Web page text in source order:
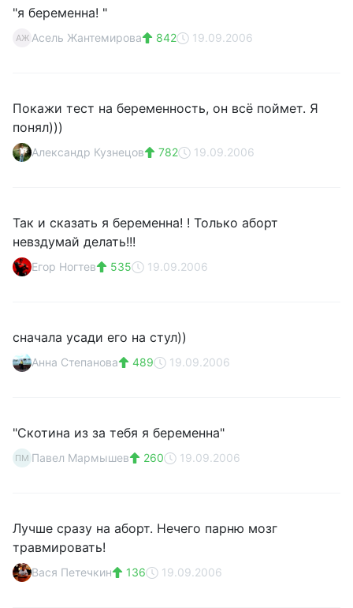
"я беременна! "
АЖ Асель Жантемирова 842 19.09.2006
Покажи тест на беременность, он всё поймет. Я
понял)))
Александр Кузнецов 782 19.09.2006
Так и сказать я беременна! ! Только аборт
невздумай делать!!!
Егор Ногтев 535 19.09.2006
сначала усади его на стул))
Анна Степанова 489 19.09.2006
"Скотина из за тебя я беременна"
ПМ Павел Мармышев 260 19.09.2006
Лучше сразу на аборт. Нечего парню мозг
травмировать!
Вася Петечкин 136 19.09.2006